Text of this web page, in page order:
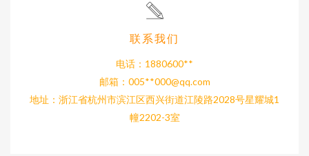
联系我们
电话：1880600**
邮箱：005**000@qq.com
地址：浙江省杭州市滨江区西兴街道江陵路2028号星耀城1
幢2202-3室